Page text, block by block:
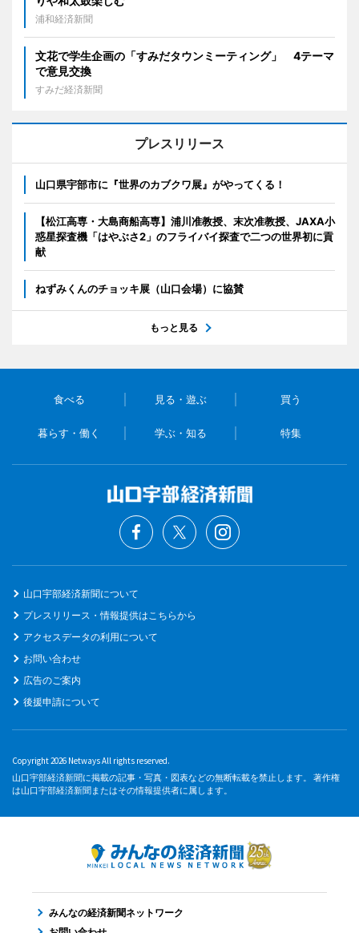
浦和経済新聞
文花で学生企画の「すみだタウンミーティング」 4テーマ
で意見交換
すみだ経済新聞
プレスリリース
山口県宇部市に『世界のカブクワ展』がやってくる！
【松江高専・大島商船高専】浦川准教授、末次准教授、JAXA小
惑星探査機「はやぶさ2」のフライバイ探査で二つの世界初に貢
献
ねずみくんのチョッキ展（山口会場）に協賛
もっと見る
食べる 見る・遊ぶ 買う
暮らす・働く 学ぶ・知る 特集
山口宇部経済新聞について
プレスリリース・情報提供はこちらから
アクセスデータの利用について
お問い合わせ
広告のご案内
後援申請について
Copyright 2026 Netways All rights reserved.
山口宇部経済新聞に掲載の記事・写真・図表などの無断転載を禁止します。 著作権
は山口宇部経済新聞またはその情報提供者に属します。
みんなの経済新聞ネットワーク